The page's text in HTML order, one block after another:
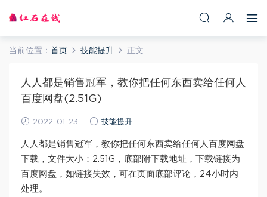
当前位置： 首页 技能提升 正文
人人都是销售冠军，教你把任何东西卖给任何人
百度网盘(2.51G)
2022-01-23 技能提升
人人都是销售冠军，教你把任何东西卖给任何人百度网盘
下载，文件大小：2.51G，底部附下载地址，下载链接为
百度网盘，如链接失效，可在页面底部评论，24小时内
处理。